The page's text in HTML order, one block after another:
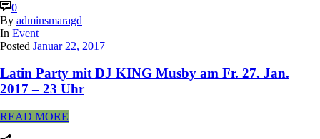
0
By adminsmaragd
In Event
Posted Januar 22, 2017
Latin Party mit DJ KING Musby am Fr. 27. Jan.
2017 – 23 Uhr
READ MORE